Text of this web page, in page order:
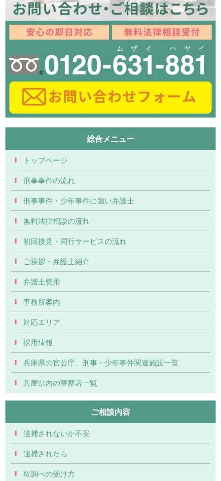
総合メニュー
トップページ
刑事事件の流れ
刑事事件・少年事件に強い弁護士
無料法律相談の流れ
初回接見・同行サービスの流れ
ご挨拶・弁護士紹介
弁護士費用
事務所案内
対応エリア
採用情報
兵庫県の官公庁、刑事・少年事件関連施設一覧
兵庫県内の警察署一覧
ご相談内容
逮捕されないか不安
逮捕されたら
取調べの受け方